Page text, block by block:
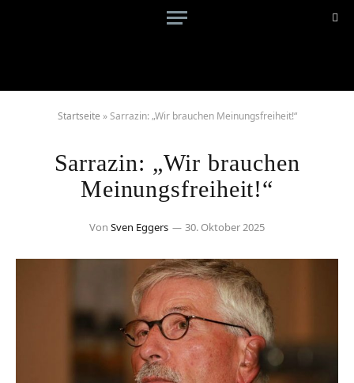
Startseite »Sarrazin: „Wir brauchen Meinungsfreiheit!“
Sarrazin: „Wir brauchen
Meinungsfreiheit!“
Von Sven Eggers 30. Oktober 2025